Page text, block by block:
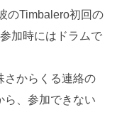
のTimbalero初回の
加時にはドラムで
さからくる連絡の
ら、参加できない